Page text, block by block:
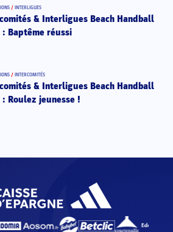
/ INTERLIGUES
& Interligues Beach Handball
: Baptême réussi
/ INTERCOMITÉS
& Interligues Beach Handball
Roulez jeunesse !